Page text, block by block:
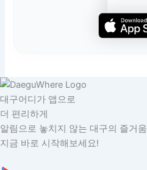
대구어디가 앱으로
더 편리하게
알림으로 놓치지 않는 대구의 즐거움
지금 바로 시작해보세요!